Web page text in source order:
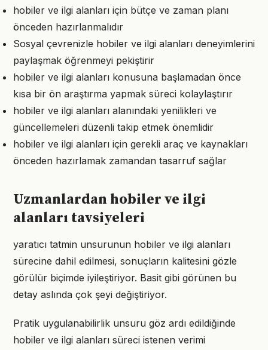
hobiler ve ilgi alanları için bütçe ve zaman planı
önceden hazırlanmalıdır
Sosyal çevrenizle hobiler ve ilgi alanları deneyimlerini
paylaşmak öğrenmeyi pekiştirir
hobiler ve ilgi alanları konusuna başlamadan önce
kısa bir ön araştırma yapmak süreci kolaylaştırır
hobiler ve ilgi alanları alanındaki yenilikleri ve
güncellemeleri düzenli takip etmek önemlidir
hobiler ve ilgi alanları için gerekli araç ve kaynakları
önceden hazırlamak zamandan tasarruf sağlar
Uzmanlardan hobiler ve ilgi
alanları tavsiyeleri
yaratıcı tatmin unsurunun hobiler ve ilgi alanları
sürecine dahil edilmesi, sonuçların kalitesini gözle
görülür biçimde iyileştiriyor. Basit gibi görünen bu
detay aslında çok şeyi değiştiriyor.
Pratik uygulanabilirlik unsuru göz ardı edildiğinde
hobiler ve ilgi alanları süreci istenen verimi